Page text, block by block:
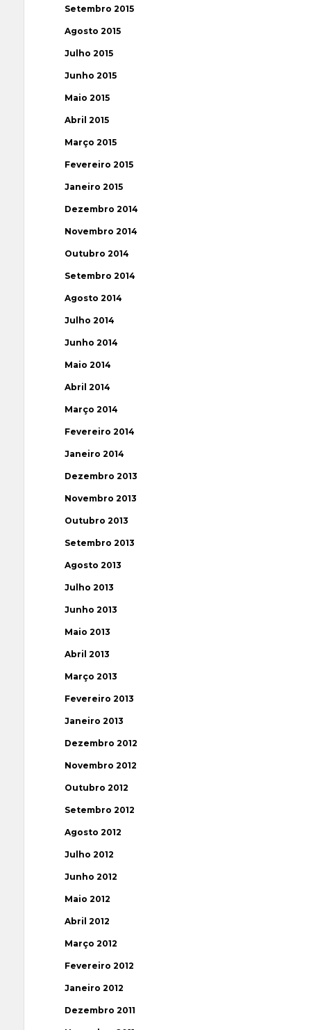
Setembro 2015
Agosto 2015
Julho 2015
Junho 2015
Maio 2015
Abril 2015
Março 2015
Fevereiro 2015
Janeiro 2015
Dezembro 2014
Novembro 2014
Outubro 2014
Setembro 2014
Agosto 2014
Julho 2014
Junho 2014
Maio 2014
Abril 2014
Março 2014
Fevereiro 2014
Janeiro 2014
Dezembro 2013
Novembro 2013
Outubro 2013
Setembro 2013
Agosto 2013
Julho 2013
Junho 2013
Maio 2013
Abril 2013
Março 2013
Fevereiro 2013
Janeiro 2013
Dezembro 2012
Novembro 2012
Outubro 2012
Setembro 2012
Agosto 2012
Julho 2012
Junho 2012
Maio 2012
Abril 2012
Março 2012
Fevereiro 2012
Janeiro 2012
Dezembro 2011